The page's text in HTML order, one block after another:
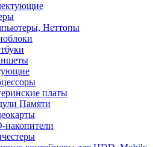
Неттопы
платы
Памяти
накопители